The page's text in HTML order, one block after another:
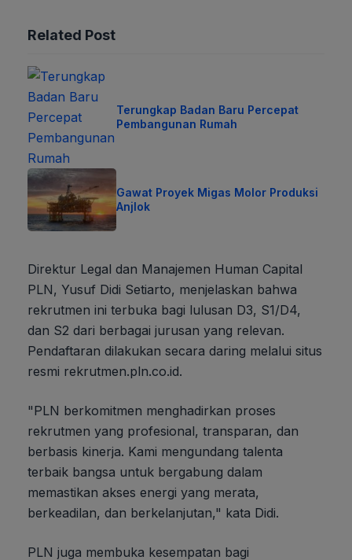
Related Post
Terungkap Badan Baru Percepat
Pembangunan Rumah
Gawat Proyek Migas Molor Produksi
Anjlok
Direktur Legal dan Manajemen Human Capital
PLN, Yusuf Didi Setiarto, menjelaskan bahwa
rekrutmen ini terbuka bagi lulusan D3, S1/D4,
dan S2 dari berbagai jurusan yang relevan.
Pendaftaran dilakukan secara daring melalui situs
resmi rekrutmen.pln.co.id.
"PLN berkomitmen menghadirkan proses
rekrutmen yang profesional, transparan, dan
berbasis kinerja. Kami mengundang talenta
terbaik bangsa untuk bergabung dalam
memastikan akses energi yang merata,
berkeadilan, dan berkelanjutan," kata Didi.
PLN juga membuka kesempatan bagi